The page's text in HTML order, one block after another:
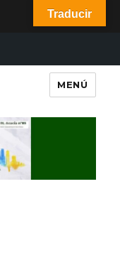
MENÚ
Traducir